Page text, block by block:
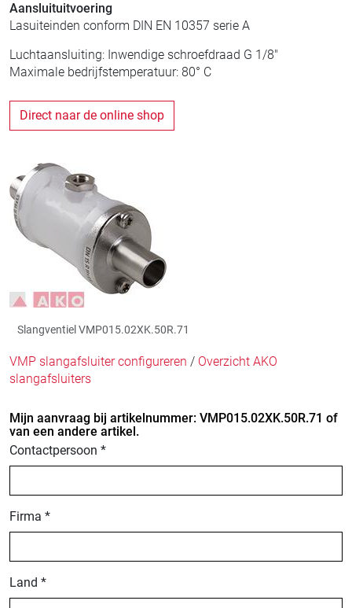
Aansluituitvoering
Lasuiteinden conform DIN EN 10357 serie A
Luchtaansluiting: Inwendige schroefdraad G 1/8"
Maximale bedrijfstemperatuur: 80° C
Direct naar de online shop
Slangventiel VMP015.02XK.50R.71
VMP slangafsluiter configureren / Overzicht AKO
slangafsluiters
Mijn aanvraag bij artikelnummer: VMP015.02XK.50R.71 of
van een andere artikel.
Contactpersoon *
Firma *
Land *